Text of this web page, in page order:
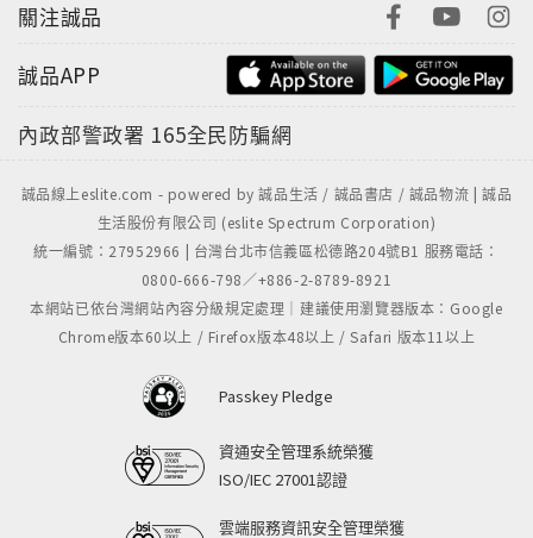
關注誠品
誠品APP
內政部警政署 165全民防騙網
誠品線上eslite.com - powered by 誠品生活 / 誠品書店 / 誠品物流 | 誠品
生活股份有限公司 (eslite Spectrum Corporation)
統一編號：27952966 | 台灣台北市信義區松德路204號B1 服務電話：
0800-666-798／+886-2-8789-8921
本網站已依台灣網站內容分級規定處理｜建議使用瀏覽器版本：Google
Chrome版本60以上 / Firefox版本48以上 / Safari 版本11以上
Passkey Pledge
資通安全管理系統榮獲
ISO/IEC 27001認證
雲端服務資訊安全管理榮獲